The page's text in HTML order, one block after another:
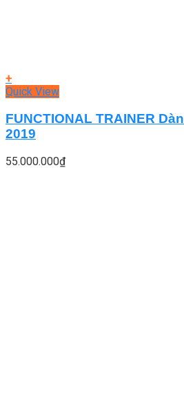
+
Quick View
FUNCTIONAL TRAINER
2019
55.000.000₫